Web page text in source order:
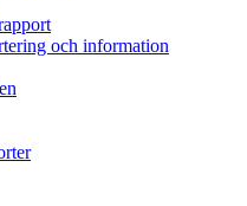
och information